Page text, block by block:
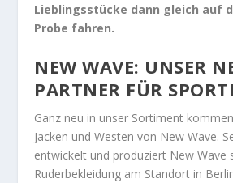
Lieblingsstücke dann gleich auf
Probe fahren.
NEW WAVE: UNSER
PARTNER FÜR
Ganz neu in unser Sortiment
Jacken und Westen von New Wave.
entwickelt und produziert New Wave
Ruderbekleidung am Standort in